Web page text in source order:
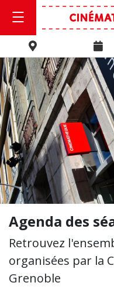
Agenda des
Retrouvez
organisées par la
Grenoble